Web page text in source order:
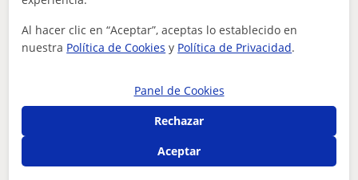
¿Hay algún error en este perfil?Cuéntanos
soy alumna de bachillerato con ganas de enseñar todo lo que ...
Otros profesores de Repaso General en
Granollers que pueden interesarte
Al hacer clic en “Aceptar”, aceptas lo establecido en
nuestra Política de Cookies y Política de Privacidad.
Panel de Cookies
Rechazar
Aceptar